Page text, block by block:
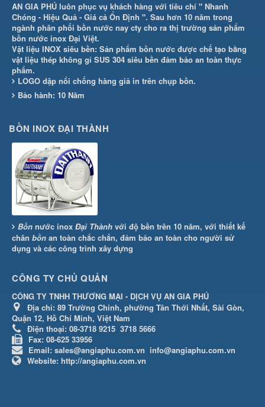
AN GIA PHÚ luôn phục vụ khách hàng với tiêu chí " Nhanh
Chóng - Hiệu Quả - Giá cả Ổn Định ". Sau hơn 10 năm trong
ngành phân phối bồn nước nay cty cho ra thị trường sản phẩm
bồn nước inox Đại Việt.
Vật liệu INOX siêu bền: Sản phẩm bồn nước được chế tạo bằng
vật liệu thép không gỉ SUS 304 siêu bền đảm bảo an toàn thực
phẩm.
LOGO dập nổi chống hàng giả in trên chụp bồn.
Bảo hành: 10 Năm
BỒN INOX ĐẠI THÀNH
Bồn nước inox Đại Thành với độ bền trên 10 năm, với thiết kế
chân bồn an toàn chắc chắn, đảm bảo an toàn cho người sử
dụng và các công trình xây dựng
CÔNG TY CHỦ QUẢN
CÔNG TY TNHH THƯƠNG MẠI - DỊCH VỤ AN GIA PHÚ
Địa chỉ: 89 Trường Chinh, phường Tân Thới Nhất, Sài Gòn,
Quận 12, Hồ Chí Minh, Việt Nam
Điện thoại: 08-3718 9215 3718 5666
Fax: 08-625 33956
Email: sales@angiaphu.com.vn info@angiaphu.com.vn
Website: http://angiaphu.com.vn